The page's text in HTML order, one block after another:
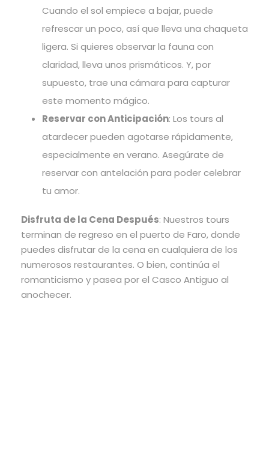
Cuando el sol empiece a bajar, puede
refrescar un poco, así que lleva una chaqueta
ligera. Si quieres observar la fauna con
claridad, lleva unos prismáticos. Y, por
supuesto, trae una cámara para capturar
este momento mágico.
Reservar con Anticipación: Los tours al
atardecer pueden agotarse rápidamente,
especialmente en verano. Asegúrate de
reservar con antelación para poder celebrar
tu amor.
Disfruta de la Cena Después: Nuestros tours
terminan de regreso en el puerto de Faro, donde
puedes disfrutar de la cena en cualquiera de los
numerosos restaurantes. O bien, continúa el
romanticismo y pasea por el Casco Antiguo al
anochecer.